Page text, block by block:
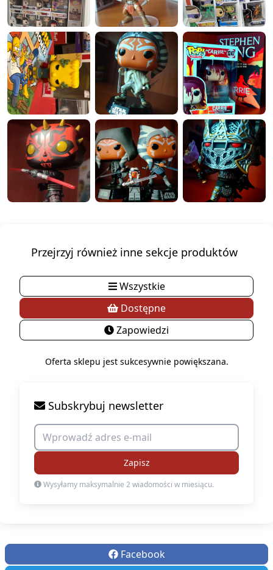
Przejrzyj również inne sekcje produktów
Wszystkie
Dostępne
Zapowiedzi
Oferta sklepu jest sukcesywnie powiększana.
Subskrybuj newsletter
Zapisz
Wysyłamy maksymalnie 2 wiadomości w miesiącu.
Facebook